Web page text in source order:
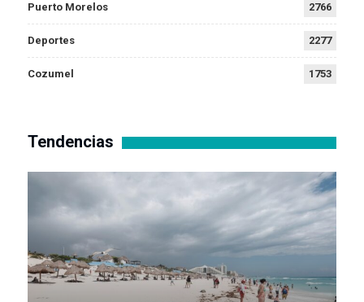
Puerto Morelos 2766
Deportes 2277
Cozumel 1753
Tendencias